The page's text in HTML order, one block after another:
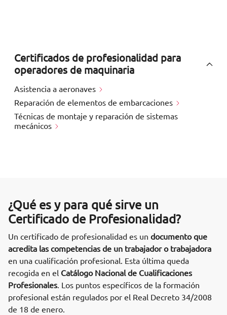
Certificados de profesionalidad para
operadores de maquinaria
Asistencia a aeronaves
Reparación de elementos de embarcaciones
Técnicas de montaje y reparación de sistemas
mecánicos
¿Qué es y para qué sirve un
Certificado de Profesionalidad?
Un certificado de profesionalidad es un documento que
acredita las competencias de un trabajador o trabajadora
en una cualificación profesional. Esta última queda
recogida en el Catálogo Nacional de Cualificaciones
Profesionales. Los puntos específicos de la formación
profesional están regulados por el Real Decreto 34/2008
de 18 de enero.